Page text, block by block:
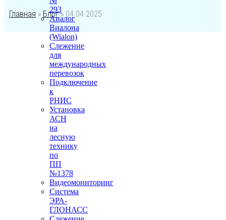
293
Аналог
Виалона
(Wialon)
Слежение
для
международных
перевозок
Подключение
к
РНИС
Установка
АСН
на
лесную
технику
по
ПП
№1378
Видеомониторинг
Система
ЭРА-
ГЛОНАСС
Главная » Блог» 04.04.2025